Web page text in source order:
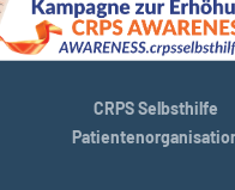
CRPS Selbsthilfe